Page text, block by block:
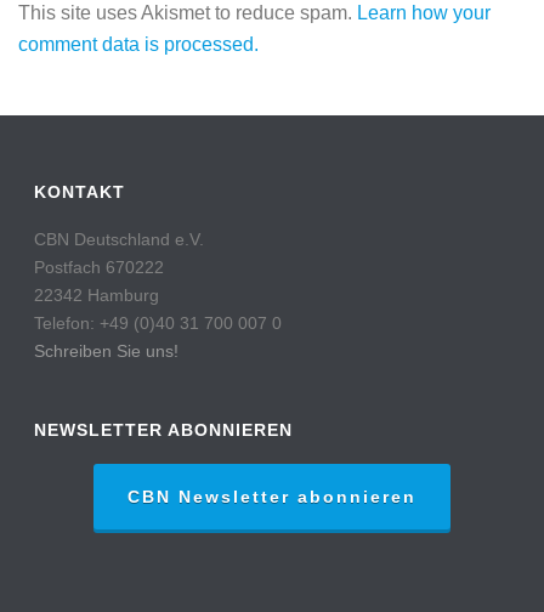
This site uses Akismet to reduce spam. Learn how your
comment data is processed.
KONTAKT
CBN Deutschland e.V.
Postfach 670222
22342 Hamburg
Telefon: +49 (0)40 31 700 007 0
Schreiben Sie uns!
NEWSLETTER ABONNIEREN
CBN Newsletter abonnieren